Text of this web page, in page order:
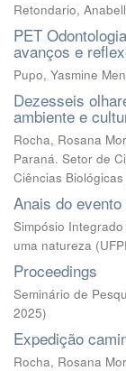
Retondario,
PET
avanços e
Pupo, Yasmine
Dezesseis
ambiente e
Rocha, Rosana
Paraná. Setor de
Ciências Biológicas
Anais do
Simpósio
uma natureza (
Proceedings
Seminário de
2025)
Expedição
Rocha, Rosana